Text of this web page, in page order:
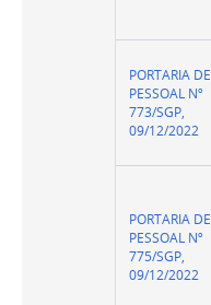
PORTARIA DE
PESSOAL Nº
773/SGP,
09/12/2022
PORTARIA DE
PESSOAL Nº
775/SGP,
09/12/2022